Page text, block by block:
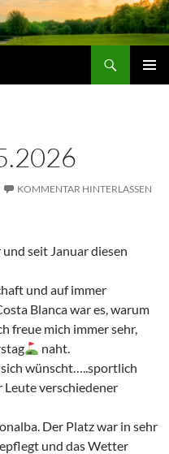
KOMMENTAR HINTERLASSEN
seit Januar diesen
und auf immer
Blanca war es, warum
freue mich immer sehr,
naht.
wünscht…..sportlich
Leute verschiedener
Der Platz war in sehr
und das Wetter